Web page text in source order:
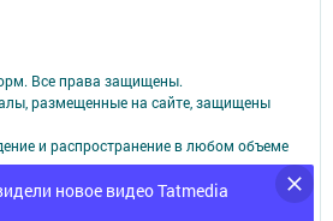
новое видео Tatmedia
Все права защищены.
размещенные на сайте, защищены
и распространение в любом объеме
только с письменного согласия